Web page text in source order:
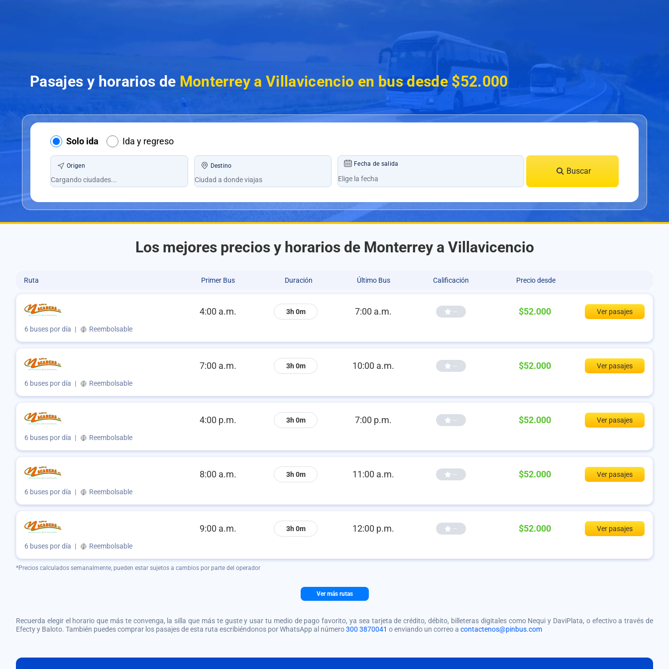
Pasajes y horarios de Monterrey a Villavicencio en bus desde $52.000
Solo ida Ida y regreso
Origen Destino Fecha de salida
Buscar
Los mejores precios y horarios de Monterrey a Villavicencio
Ruta Primer Bus Duración Último Bus Calificación Precio desde
4:00 a.m. 3h 0m 7:00 a.m. -- $52.000 Ver pasajes
6 buses por día | Reembolsable
7:00 a.m. 3h 0m 10:00 a.m. -- $52.000 Ver pasajes
6 buses por día | Reembolsable
4:00 p.m. 3h 0m 7:00 p.m. -- $52.000 Ver pasajes
6 buses por día | Reembolsable
8:00 a.m. 3h 0m 11:00 a.m. -- $52.000 Ver pasajes
6 buses por día | Reembolsable
9:00 a.m. 3h 0m 12:00 p.m. -- $52.000 Ver pasajes
6 buses por día | Reembolsable
*Precios calculados semanalmente, pueden estar sujetos a cambios por parte del operador
Ver más rutas
Recuerda elegir el horario que más te convenga, la silla que más te guste y usar tu medio de pago favorito, ya sea tarjeta de crédito, débito, billeteras digitales como Nequi y DaviPlata, o efectivo a través de
Efecty y Baloto. También puedes comprar los pasajes de esta ruta escribiéndonos por WhatsApp al número300 3870041 o enviando un correo a contactenos@pinbus.com